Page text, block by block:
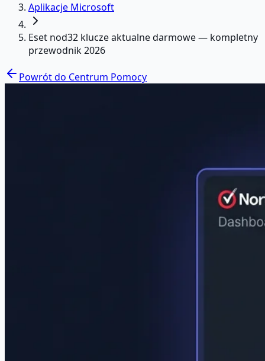
Aplikacje Microsoft
Eset nod32 klucze aktualne darmowe — kompletny
przewodnik 2026
Powrót do Centrum Pomocy